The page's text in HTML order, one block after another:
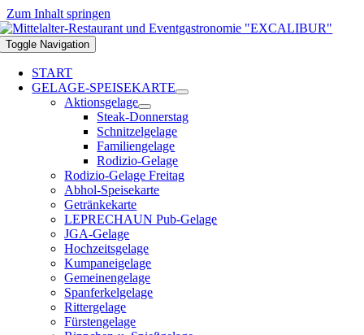
Zum Inhalt springen
Toggle Navigation
START
GELAGE-SPEISEKARTE
Aktionsgelage
Steak-Donnerstag
Schnitzelgelage
Familiengelage
Rodizio-Gelage
Rodizio-Gelage Freitag
Abhol-Speisekarte
Getränkekarte
LEPRECHAUN Pub-Gelage
JGA-Gelage
Hochzeitsgelage
Kumpaneigelage
Gemeinengelage
Spanferkelgelage
Rittergelage
Fürstengelage